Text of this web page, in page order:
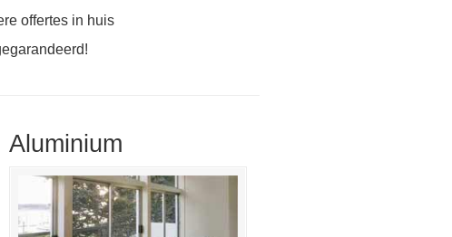
offertes in huis
Aluminium